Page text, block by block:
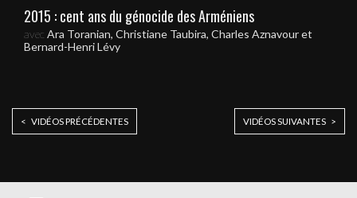
2015 : cent ans du génocide des Arméniens
avec Ara Toranian, Christiane Taubira, Charles Aznavour et
Bernard-Henri Lévy
< VIDÉOS PRÉCÉDENTES VIDÉOS SUIVANTES >